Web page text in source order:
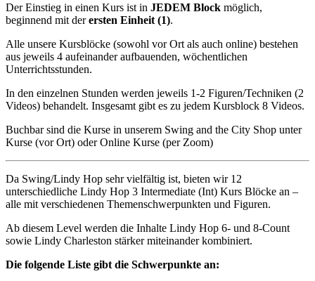
Position
Connection
Menge
Der Einstieg in einen Kurs ist in JEDEM Block möglich,
beginnend mit derersten Einheit (1).
Alle unsere Kursblöcke (sowohl vor Ort als auch online) bestehen
aus jeweils 4 aufeinander aufbauenden, wöchentlichen
Unterrichtsstunden.
In den einzelnen Stunden werden jeweils 1-2 Figuren/Techniken (2
Videos) behandelt. Insgesamt gibt es zu jedem Kursblock 8 Videos.
Buchbar sind die Kurse in unserem Swing and the City Shop unter
Kurse (vor Ort) oder Online Kurse (per Zoom)
Da Swing/Lindy Hop sehr vielfältig ist, bieten wir 12
unterschiedliche Lindy Hop 3 Intermediate (Int) Kurs Blöcke an –
alle mit verschiedenen Themenschwerpunkten und Figuren.
Ab diesem Level werden die Inhalte Lindy Hop 6- und 8-Count
sowie Lindy Charleston stärker miteinander kombiniert.
Die folgende Liste gibt die Schwerpunkte an: